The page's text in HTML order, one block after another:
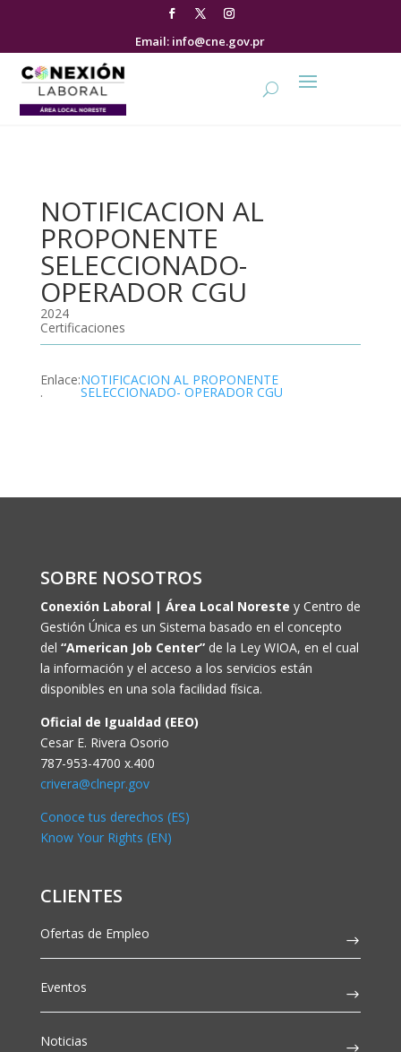
Email: info@cne.gov.pr
NOTIFICACION AL
PROPONENTE
SELECCIONADO-
OPERADOR CGU
2024
Certificaciones
Enlace:
.
NOTIFICACION AL PROPONENTE
SELECCIONADO- OPERADOR CGU
SOBRE NOSOTROS
Conexión Laboral | Área Local Noreste y Centro de
Gestión Única es un Sistema basado en el concepto
del “American Job Center”de la Ley WIOA, en el cual
la información y el acceso a los servicios están
disponibles en una sola facilidad física.
Oficial de Igualdad (EEO)
Cesar E. Rivera Osorio
787-953-4700 x.400
crivera@clnepr.gov
Conoce tus derechos (ES)
Know Your Rights (EN)
CLIENTES
Ofertas de Empleo
Eventos
Noticias